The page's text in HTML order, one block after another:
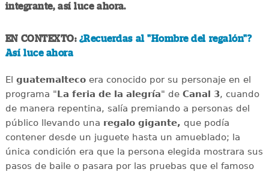
integrante, así luce ahora.
EN CONTEXTO: ¿Recuerdas al "Hombre del regalón"?
Así luce ahora
El guatemaltecoera conocido por su personaje en el
programa "La feria de la alegría" de Canal 3, cuando
de manera repentina, salía premiando a personas del
público llevando una regalo gigante, que podía
contener desde un juguete hasta un amueblado; la
única condición era que la persona elegida mostrara sus
pasos de baile o pasara por las pruebas que el famoso